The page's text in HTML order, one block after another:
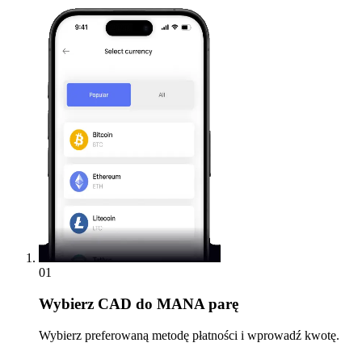
01
Wybierz CAD do MANA parę
Wybierz preferowaną metodę płatności i wprowadź kwotę.